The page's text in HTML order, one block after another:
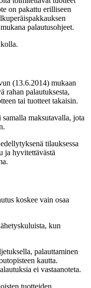
on pakattu erilliseen
palautusohjeet.
(13.6.2014) mukaan
rahan palautuksesta,
tai tuotteet takaisin.
maksutavalla, jota
tilauksessa
ja hyvitettävästä
koskee vain osaa
kun
palauttaminen
kautta.
ei vastaanoteta.